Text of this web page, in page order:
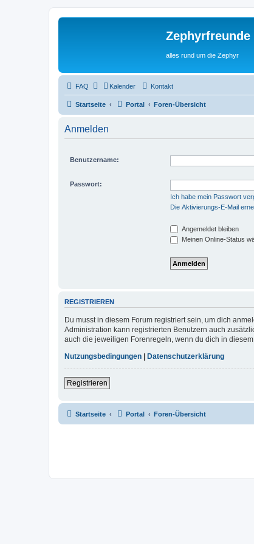
Zephyrfreunde
alles rund um die Zephyr
FAQ Kalender Kontakt
Startseite Portal Foren-Übersicht
Anmelden
Benutzername:
Passwort:
Ich habe mein Passwort
Die Aktivierungs-E-Mail
Angemeldet bleiben
Meinen Online-Status
REGISTRIEREN
Du musst in diesem Forum registriert sein, um dich
Administration kann registrierten Benutzern auch
auch die jeweiligen Forenregeln, wenn du dich in
Nutzungsbedingungen
Datenschutzerklärung
Registrieren
Startseite Portal Foren-Übersicht